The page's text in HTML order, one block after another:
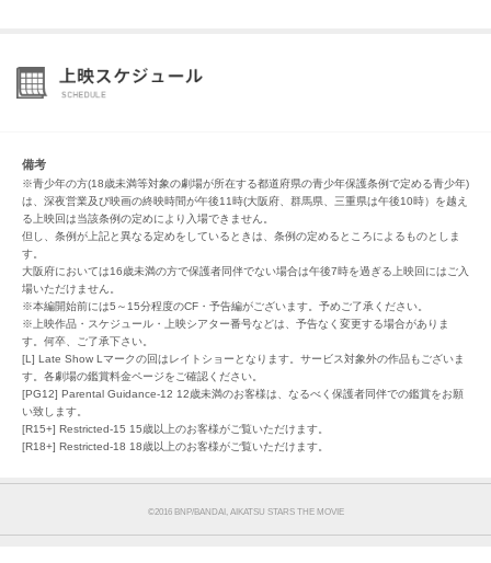
備考
※青少年の方(18歳未満等対象の劇場が所在する都道府県の青少年保護条例で定める青少年)
は、深夜営業及び映画の終映時間が午後11時(大阪府、群馬県、三重県は午後10時）を越え
る上映回は当該条例の定めにより入場できません。
但し、条例が上記と異なる定めをしているときは、条例の定めるところによるものとしま
す。
大阪府においては16歳未満の方で保護者同伴でない場合は午後7時を過ぎる上映回にはご入
場いただけません。
※本編開始前には5～15分程度のCF・予告編がございます。予めご了承ください。
※上映作品・スケジュール・上映シアター番号などは、予告なく変更する場合がありま
す。何卒、ご了承下さい。
[L] Late Show Lマークの回はレイトショーとなります。サービス対象外の作品もございま
す。各劇場の鑑賞料金ページをご確認ください。
[PG12] Parental Guidance-12 12歳未満のお客様は、なるべく保護者同伴での鑑賞をお願
い致します。
[R15+] Restricted-15 15歳以上のお客様がご覧いただけます。
[R18+] Restricted-18 18歳以上のお客様がご覧いただけます。
©2016 BNP/BANDAI, AIKATSU STARS THE MOVIE